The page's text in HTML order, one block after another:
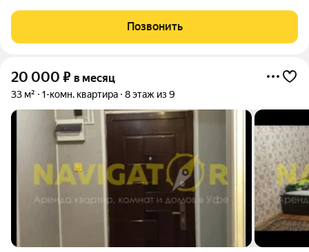
Позвонить
20 000 ₽ в месяц
33 м² 1-комн. квартира 8 этаж из 9